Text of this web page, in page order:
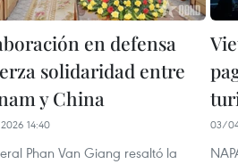
en defensa
solidaridad entre
y China
14:40
Phan Van Giang resaltó la
03/